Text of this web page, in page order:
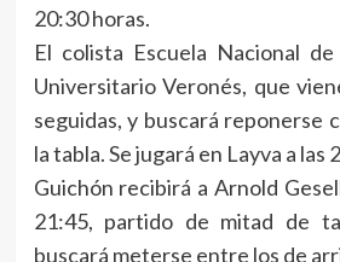
20:30 horas.
El colista Escuela Nacional
Universitario Veronés, que
seguidas, y buscará reponerse
la tabla. Se jugará en Layva a las
Guichón recibirá a Arnold
21:45, partido de mitad de
buscará meterse entre los de